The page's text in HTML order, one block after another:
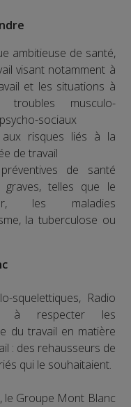
ambitieuse de santé,
visant notamment à
et les situations à
musculo-
sociaux
aux risques liés à la
de travail
de santé
graves, telles que le
les maladies
la tuberculose ou
squelettiques, Radio
à respecter les
du travail en matière
: des rehausseurs de
qui le souhaitaient.
le Groupe Mont Blanc